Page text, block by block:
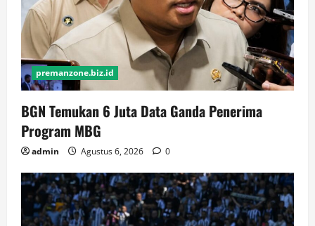
premanzone.biz.id
BGN Temukan 6 Juta Data Ganda Penerima
Program MBG
admin Agustus 6, 2026 0